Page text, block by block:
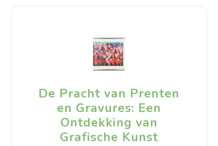
De Pracht van Prenten
en Gravures: Een
Ontdekking van
Grafische Kunst